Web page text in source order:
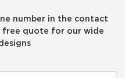
number in the contact
free quote for our wide